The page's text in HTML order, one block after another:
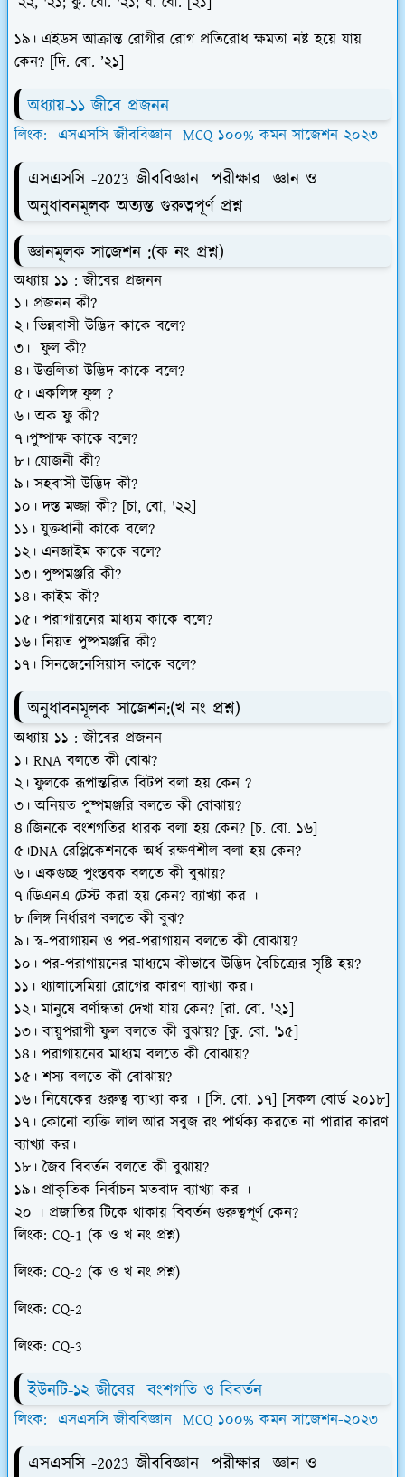
১৯। এইডস আক্রান্ত রোগীর রোগ প্রতিরোধ ক্ষমতা নষ্ট হয়ে যায়
কেন? [দি. বো. ’২১]
অধ্যায়-১১ জীবে প্রজনন
লিংক: এসএসসি জীববিজ্ঞান MCQ ১০০% কমন সাজেশন-২০২৩
এসএসসি -2023 জীববিজ্ঞান পরীক্ষার জ্ঞান ও
অনুধাবনমূলক অত্যন্ত গুরুত্বপূর্ণ প্রশ্ন
জ্ঞানমূলক সাজেশন :(ক নং প্রশ্ন)
অধ্যায় ১১ : জীবের প্রজনন
১। প্রজনন কী?
২। ভিন্নবাসী উদ্ভিদ কাকে বলে?
৩। ফুল কী?
৪। উত্তলিতা উদ্ভিদ কাকে বলে?
৫। একলিঙ্গ ফুল ?
৬। অক ফু কী?
৭।পুষ্পাক্ষ কাকে বলে?
৮। যোজনী কী?
৯। সহবাসী উদ্ভিদ কী?
১০। দস্ত মজ্জা কী? [চা, বো, '২২]
১১। যুক্তধানী কাকে বলে?
১২। এনজাইম কাকে বলে?
১৩। পুষ্পমঞ্জরি কী?
১৪। কাইম কী?
১৫। পরাগায়নের মাধ্যম কাকে বলে?
১৬। নিয়ত পুষ্পমঞ্জরি কী?
১৭। সিনজেনেসিয়াস কাকে বলে?
অনুধাবনমূলক সাজেশন:(খ নং প্রশ্ন)
অধ্যায় ১১ : জীবের প্রজনন
১। RNA বলতে কী বোঝ?
২। ফুলকে রূপান্তরিত বিটপ বলা হয় কেন ?
৩। অনিয়ত পুষ্পমঞ্জরি বলতে কী বোঝায়?
৪।জিনকে বংশগতির ধারক বলা হয় কেন? [চ. বো. ১৬]
৫।DNA রেপ্লিকেশনকে অর্ধ রক্ষণশীল বলা হয় কেন?
৬। একগুচ্ছ পুংস্তবক বলতে কী বুঝায়?
৭।ডিএনএ টেস্ট করা হয় কেন? ব্যাখ্যা কর ।
৮।লিঙ্গ নির্ধারণ বলতে কী বুঝ?
৯। স্ব-পরাগায়ন ও পর-পরাগায়ন বলতে কী বোঝায়?
১০। পর-পরাগায়নের মাধ্যমে কীভাবে উদ্ভিদ বৈচিত্র্যের সৃষ্টি হয়?
১১। থ্যালাসেমিয়া রোগের কারণ ব্যাখ্যা কর।
১২। মানুষে বর্ণান্ধতা দেখা যায় কেন? [রা. বো. '২১]
১৩। বায়ুপরাগী ফুল বলতে কী বুঝায়? [কু. বো. '১৫]
১৪। পরাগায়নের মাধ্যম বলতে কী বোঝায়?
১৫। শস্য বলতে কী বোঝায়?
১৬। নিষেকের গুরুত্ব ব্যাখ্যা কর । [সি. বো. ১৭] [সকল বোর্ড ২০১৮]
১৭। কোনো ব্যক্তি লাল আর সবুজ রং পার্থক্য করতে না পারার কারণ
ব্যাখ্যা কর।
১৮। জৈব বিবর্তন বলতে কী বুঝায়?
১৯। প্রাকৃতিক নির্বাচন মতবাদ ব্যাখ্যা কর ।
২০ । প্রজাতির টিকে থাকায় বিবর্তন গুরুত্বপূর্ণ কেন?
লিংক: CQ-1 (ক ও খ নং প্রশ্ন)
লিংক: CQ-2 (ক ও খ নং প্রশ্ন)
লিংক: CQ-2
লিংক: CQ-3
ইউনটি-১২ জীবের বংশগতি ও বিবর্তন
লিংক: এসএসসি জীববিজ্ঞান MCQ ১০০% কমন সাজেশন-২০২৩
এসএসসি -2023 জীববিজ্ঞান পরীক্ষার জ্ঞান ও